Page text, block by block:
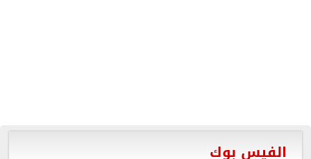
الفيس بوك